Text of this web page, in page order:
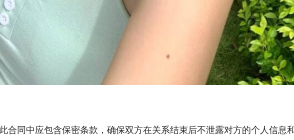
合同中应包含保密条款，确保双方在关系结束后不泄露对方的个人信息